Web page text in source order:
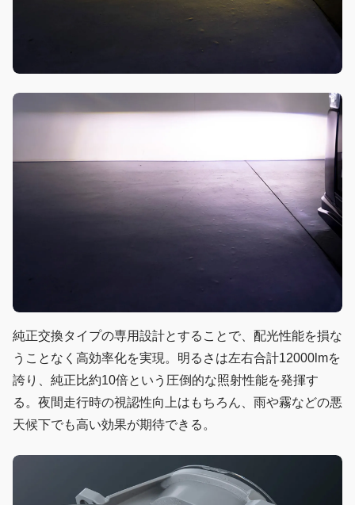
純正交換タイプの専用設計とすることで、配光性能を損な
うことなく高効率化を実現。明るさは左右合計12000lmを
誇り、純正比約10倍という圧倒的な照射性能を発揮す
る。夜間走行時の視認性向上はもちろん、雨や霧などの悪
天候下でも高い効果が期待できる。